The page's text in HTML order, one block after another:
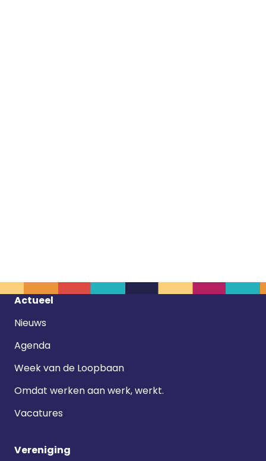
Footer
Actueel
Nieuws
Agenda
Week van de Loopbaan
Omdat werken aan werk, werkt.
Vacatures
Vereniging